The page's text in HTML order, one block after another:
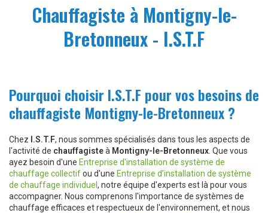
Chauffagiste à Montigny-le-
Bretonneux - I.S.T.F
Pourquoi choisir I.S.T.F pour vos besoins de
chauffagiste Montigny-le-Bretonneux ?
Chez I.S.T.F, nous sommes spécialisés dans tous les aspects de
l'activité de chauffagisteà Montigny-le-Bretonneux . Que vous
ayez besoin d'une Entreprise d'installation de système de
chauffage collectifou d'une Entreprise d’installation de système
de chauffage individuel , notre équipe d'experts est là pour vous
accompagner. Nous comprenons l'importance de systèmes de
chauffage efficaces et respectueux de l'environnement, et nous